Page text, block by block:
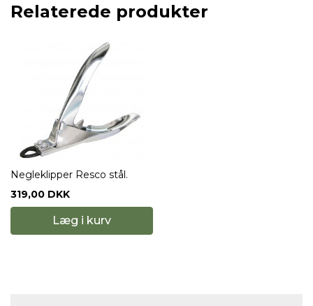
Relaterede produkter
Negleklipper Resco stål.
319,00 DKK
Læg i kurv